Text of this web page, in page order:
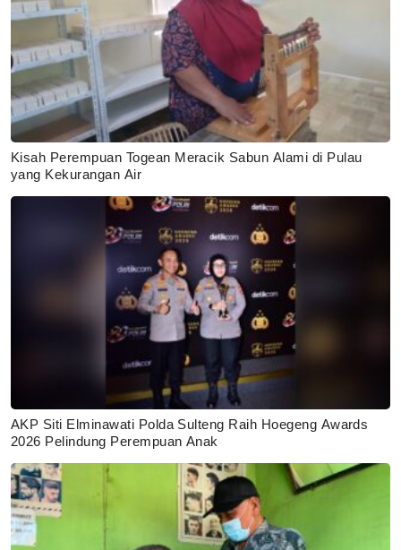
Kisah Perempuan Togean Meracik Sabun Alami di Pulau
yang Kekurangan Air
AKP Siti Elminawati Polda Sulteng Raih Hoegeng Awards
2026 Pelindung Perempuan Anak